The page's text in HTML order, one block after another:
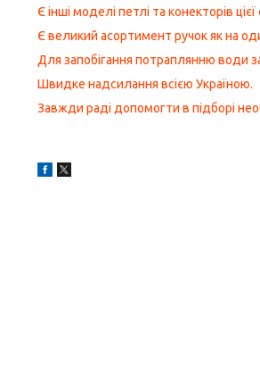
Є інші моделі петлі та конекторів цієї
Є великий асортимент ручок як на
Для запобігання потраплянню води
Швидке надсилання всією Україною.
Завжди раді допомогти в підборі